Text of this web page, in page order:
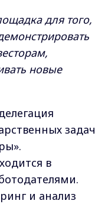
для того,
новые
задач
в
и анализ